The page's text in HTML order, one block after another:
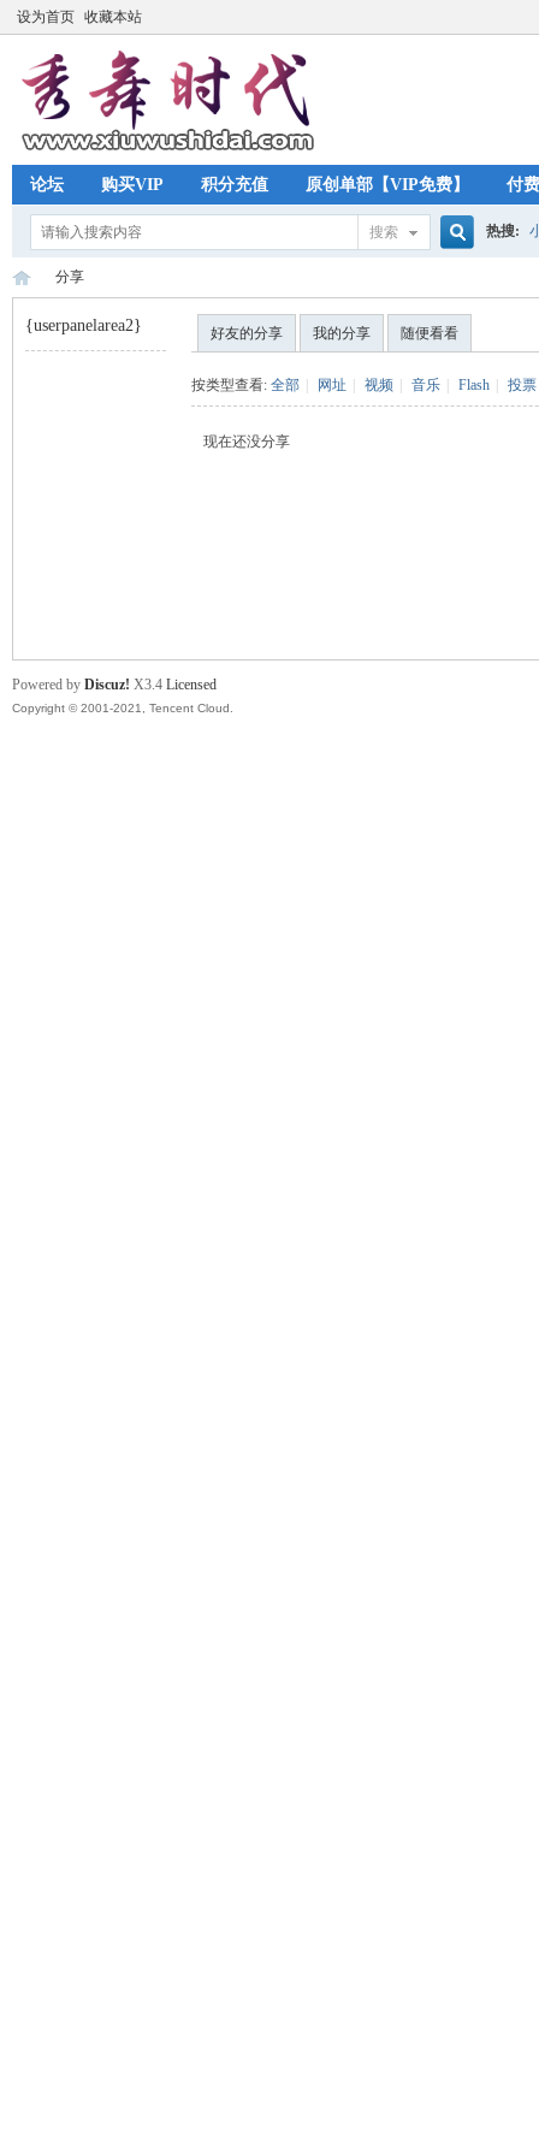
设为首页 收藏本站
论坛 购买VIP 积分充值 原创单部【VIP免费】 付
搜索 热搜:
分享
{userpanelarea2} 好友的分享 我的分享 随便看看
按类型查看: 全部 网址 视频 音乐 Flash 投票
现在还没分享
Powered by Discuz! X3.4 Licensed
Copyright © 2001-2021, Tencent Cloud.